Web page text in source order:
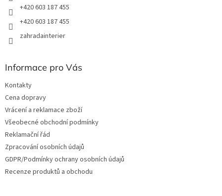
+420 603 187 455
+420 603 187 455
zahradainterier
Informace pro Vás
Kontakty
Cena dopravy
Vrácení a reklamace zboží
Všeobecné obchodní podmínky
Reklamační řád
Zpracování osobních údajů
GDPR/Podmínky ochrany osobních údajů
Recenze produktů a obchodu